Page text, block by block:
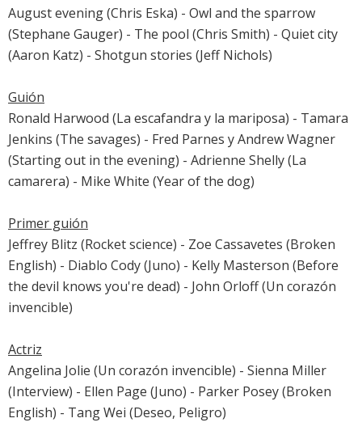
August evening (Chris Eska) - Owl and the sparrow
(Stephane Gauger) - The pool (Chris Smith) - Quiet city
(Aaron Katz) - Shotgun stories (Jeff Nichols)
Guión
Ronald Harwood (La escafandra y la mariposa) - Tamara
Jenkins (The savages) - Fred Parnes y Andrew Wagner
(Starting out in the evening) - Adrienne Shelly (La
camarera) - Mike White (Year of the dog)
Primer guión
Jeffrey Blitz (Rocket science) - Zoe Cassavetes (Broken
English) - Diablo Cody (Juno) - Kelly Masterson (Before
the devil knows you're dead) - John Orloff (Un corazón
invencible)
Actriz
Angelina Jolie (Un corazón invencible) - Sienna Miller
(Interview) - Ellen Page (Juno) - Parker Posey(Broken
English) - Tang Wei (Deseo, Peligro)